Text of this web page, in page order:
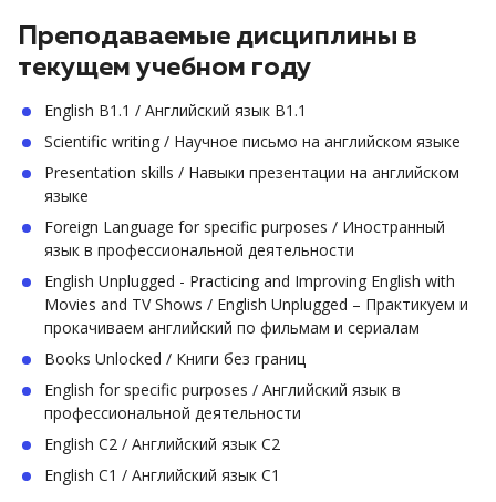
Преподаваемые дисциплины в
текущем учебном году
English B1.1 / Английский язык B1.1
Scientific writing / Научное письмо на английском языке
Presentation skills / Навыки презентации на английском
языке
Foreign Language for specific purposes / Иностранный
язык в профессиональной деятельности
English Unplugged - Practicing and Improving English with
Movies and TV Shows / English Unplugged – Практикуем и
прокачиваем английский по фильмам и сериалам
Books Unlocked / Книги без границ
English for specific purposes / Английский язык в
профессиональной деятельности
English C2 / Английский язык C2
English C1 / Английский язык C1